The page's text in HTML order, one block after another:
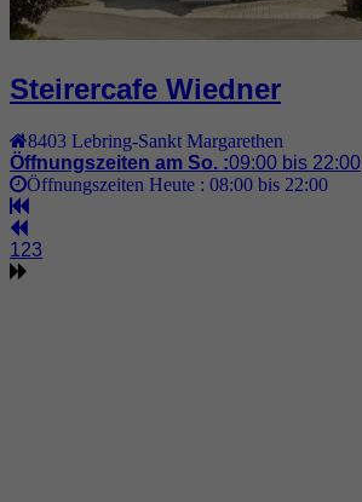
Steirercafe Wiedner
8403 Lebring-Sankt Margarethen
Öffnungszeiten am So. :09:00 bis 22:00
Öffnungszeiten Heute : 08:00 bis 22:00
1 23